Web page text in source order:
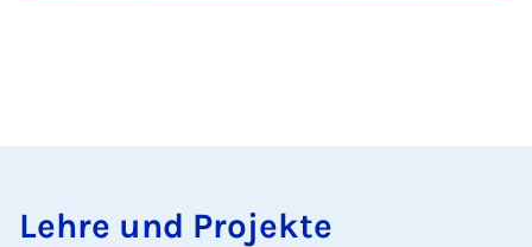
Lehre und Pro­jekte